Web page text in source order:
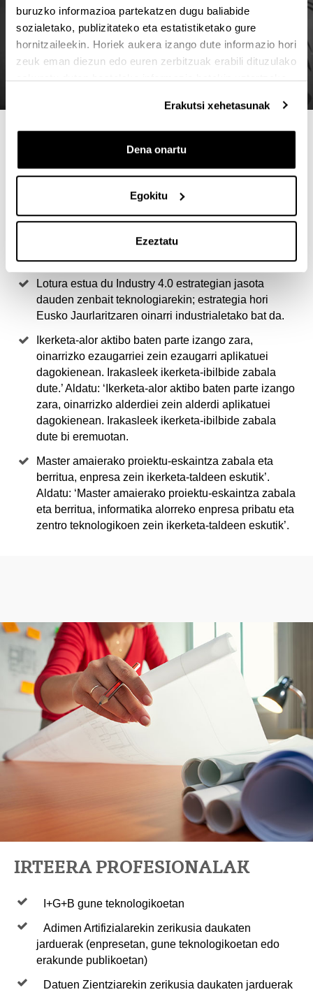
buruzko informazioa partekatzen dugu baliabide
sozialetako, publizitateko eta estatistiketako gure
hornitzaileekin. Horiek aukera izango dute informazio hori
zeuk eman diezun edo euren zerbitzuak erabili dituzulako
eskuratu duten bestelako informazio batekin uztartzeko.
Erakutsi xehetasunak
Dena onartu
Egokitu
Ezeztatu
4 ARRAZOI MASTER HAU
AUKERATZEKO
‘Data analytics’ delako lan merkatu hasiberri eta
prestakuntza berezia. Kalkulatzen denez, datozen
urteetan areagotu egingo dira master honen arloekin
lotutako kontratazio beharrak.
Lotura estua du Industry 4.0 estrategian jasota
dauden zenbait teknologiarekin; estrategia hori
Eusko Jaurlaritzaren oinarri industrialetako bat da.
Ikerketa-alor aktibo baten parte izango zara,
oinarrizko ezaugarriei zein ezaugarri aplikatuei
dagokienean. Irakasleek ikerketa-ibilbide zabala
dute.’ Aldatu: ‘Ikerketa-alor aktibo baten parte izango
zara, oinarrizko alderdiei zein alderdi aplikatuei
dagokienean. Irakasleek ikerketa-ibilbide zabala
dute bi eremuotan.
Master amaierako proiektu-eskaintza zabala eta
berritua, enpresa zein ikerketa-taldeen eskutik’.
Aldatu: ‘Master amaierako proiektu-eskaintza zabala
eta berritua, informatika alorreko enpresa pribatu eta
zentro teknologikoen zein ikerketa-taldeen eskutik’.
IRTEERA PROFESIONALAK
I+G+B gune teknologikoetan
Adimen Artifizialarekin zerikusia daukaten
jarduerak (enpresetan, gune teknologikoetan edo
erakunde publikoetan)
Datuen Zientziarekin zerikusia daukaten jarduerak